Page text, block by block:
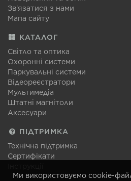
Ми використовуємо cookie-
Зв'язатися з нами
Мапа сайту
КАТАЛОГ
Світло та оптика
Охоронні системи
Паркувальні системи
Відеореєстратори
Мультимедіа
Штатні магнітоли
Аксесуари
ПІДТРИМКА
Технічна підтримка
Сертифікати